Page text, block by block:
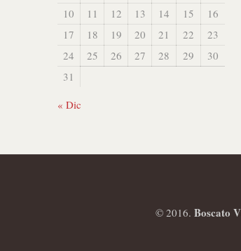
10
11 12 13 14 15
16
17
18 19 20 21 22
23
24
25 26 27 28 29
30
31
« Dic
© 2016. Boscato